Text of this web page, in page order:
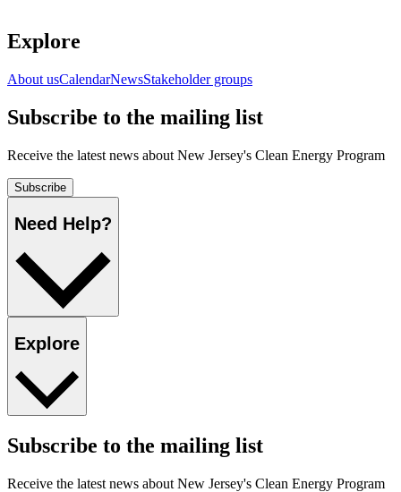
Explore​​​​‌ ‍ ​‍​‍‌‍ ‌ ​‍‌‍‍‌‌‍‌ ‌‍‍‌‌‍ ‍​‍​‍​ ‍‍​‍​‍‌ ​ ‌‍​‌‌‍ ‍‌‍‍‌‌ ‌​‌ ‍‌​‍ ‍‌‍‍‌‌‍ ​‍​‍​‍ ​​‍​‍‌‍‍​‌ ​‍‌‍‌‌‌‍‌‍​‍​‍​ ‍‍​‍​‍‌‍‍​‌ ‌​‌ ‌​‌ ​​​ ‍‍​‍ ​‍ ‌‍ ​‌‍ ‌‍​ ‌‍​‌‌‍ ​‌‍‍​‌‍ ‌ ​ ‌ ‌​​ ‍‍​ ​ ​ ​ ​ ​ ​ ​ ​‍ ‌‍‍‌‌‍ ‍‌ ‌​‌‍‌‌‌‍ ‍‌ ‌​​‍ ‌‍‌‌‌‍‌​‌‍‍‌‌ ‌​​‍ ‌‍ ‌‌‍ ‌‍‌​‌‍‌‌​ ‌‌ ​​‌ ​‍‌‍‌‌‌ ​ ‌‍‌‌‌‍ ‍‌ ‌​‌‍​‌‌ ‌​‌‍‍‌‌‍ ‌‍ ‍​ ‍ ‌‍‍‌‌‍‌​​ ‌‌ ​ ‌‍‍‌‌ ‌​‌‍‌‌‌​‌‍‌‍ ‌‍ ‌ ‌​‌‍‌‌‌ ​‍​ ‍ ‌ ‌​‌ ‍‌‌ ​​‌‍‌‌​ ‌‌‍‌‍‌‍ ‌‍ ‌ ‌​‌‍‌‌‌ ​‍​ ‍ ‌ ​​‌‍​‌‌ ‌​‌‍‍​​ ‌‌‍ ‌‌‍‌‌‌‍ ‍‌ ‌‌‌ ​ ​‍‌‌​ ‌‌‌​​‍‌‌ ‌‍‍ ‌‍‌‌‌ ‍‌​‍‌‌​ ​ ‌​‌​​‍‌‌​ ​ ‌​‌​​‍‌‌​ ​‍​ ​‍‌‍​‌​ ‍‌‌‍‌‍​ ​​‌‍‌​​ ​​​ ‌​​ ​​​ ​ ​ ​‌​ ‌‍​ ‌ ​‍‌‌​ ​‍​ ​‍​‍‌‌​ ‌‌‌​‌​​‍ ‍‌‍‍​‌‍‌‌‌‍​‌‌‍‌​‌‍‍‌‌‍ ‍‌‍‌ ​ ‌‍​‍‌‍​‌‌ ​ ‌‍‌‌‌‌‌‌‌ ​‍‌‍ ​​ ‌‌‍‍​‌ ‌​‌ ‌​‌ ​​​‍‌‌​ ​ ‌​​‌​‍‌‌​ ​‍‌​‌‍​‍‌‌​ ​‍‌​‌‍‌‍ ​‌‍ ‌‍​ ‌‍​‌‌‍ ​‌‍‍​‌‍ ‌ ​ ‌ ‌​​‍‌‌​ ​ ‌​​‌​ ​ ​ ​ ​ ​ ​ ​ ​‍‌‍‌‍‍‌‌‍‌​​ ‌‌ ​ ‌‍‍‌‌ ‌​‌‍‌‌‌​‌‍‌‍ ‌‍ ‌ ‌​‌‍‌‌‌ ​‍​‍‌‍‌ ‌​‌ ‍‌‌ ​​‌‍‌‌​ ‌‌‍‌‍‌‍ ‌‍ ‌ ‌​‌‍‌‌‌ ​‍​‍‌‍‌ ​​‌‍​‌‌ ‌​‌‍‍​​ ‌‌‍ ‌‌‍‌‌‌‍ ‍‌ ‌‌‌ ​ ​‍‌‌​ ‌‌‌​​‍‌‌ ‌‍‍ ‌‍‌‌‌ ‍‌​‍‌‌​ ​ ‌​‌​​‍‌‌​ ​ ‌​‌​​‍‌‌​ ​‍​ ​‍‌‍​‌​ ‍‌‌‍‌‍​ ​​‌‍‌​​ ​​​ ‌​​ ​​​ ​ ​ ​‌​ ‌‍​ ‌ ​‍‌‌​ ​‍​ ​‍​‍‌‌​ ‌‌‌​‌​​‍ ‍‌‍‍​‌‍‌‌‌‍​‌‌‍‌​‌‍‍‌‌‍ ‍‌‍‌ ​‍‌‍‌ ​​‌‍‌‌‌ ​‍‌ ​ ‌ ​​‌‍‌‌‌‍​ ‌ ‌​‌‍‍‌‌ ‌‍‌‍‌‌​ ‌‌ ​​‌ ‌‌‌‍​‍‌‍ ​‌‍‍‌‌ ​ ‌‍‍​‌‍‌‌‌‍‌​​‍​‍‌ ‌
About us​​​​‌ ‍ ​‍​‍‌‍ ‌ ​‍‌‍‍‌‌‍‌ ‌‍‍‌‌‍ ‍​‍​‍​ ‍‍​‍​‍‌ ​ ‌‍​‌‌‍ ‍‌‍‍‌‌ ‌​‌ ‍‌​‍ ‍‌‍‍‌‌‍ ​‍​‍​‍ ​​‍​‍‌‍‍​‌ ​‍‌‍‌‌‌‍‌‍​‍​‍​ ‍‍​‍​‍‌‍‍​‌ ‌​‌ ‌​‌ ​​​ ‍‍​‍ ​‍ ‌‍ ​‌‍ ‌‍​ ‌‍​‌‌‍ ​‌‍‍​‌‍ ‌ ​ ‌ ‌​​ ‍‍​ ​ ​ ​ ​ ​ ​ ​ ​‍ ‌‍‍‌‌‍ ‍‌ ‌​‌‍‌‌‌‍ ‍‌ ‌​​‍ ‌‍‌‌‌‍‌​‌‍‍‌‌ ‌​​‍ ‌‍ ‌‌‍ ‌‍‌​‌‍‌‌​ ‌‌ ​​‌ ​‍‌‍‌‌‌ ​ ‌‍‌‌‌‍ ‍‌ ‌​‌‍​‌‌ ‌​‌‍‍‌‌‍ ‌‍ ‍​ ‍ ‌‍‍‌‌‍‌​​ ‌‌ ​ ‌‍‍‌‌ ‌​‌‍‌‌‌​‌‍‌‍ ‌‍ ‌ ‌​‌‍‌‌‌ ​‍​ ‍ ‌ ‌​‌ ‍‌‌ ​​‌‍‌‌​ ‌‌‍‌‍‌‍ ‌‍ ‌ ‌​‌‍‌‌‌ ​‍​ ‍ ‌ ​​‌‍​‌‌ ‌​‌‍‍​​ ‌‌‍ ‌‌‍‌‌‌‍ ‍‌ ‌‌‌ ​ ​‍‌‌​ ‌‌‌​​‍‌‌ ‌‍‍ ‌‍‌‌‌ ‍‌​‍‌‌​ ​ ‌​‌​​‍‌‌​ ​ ‌​‌​​‍‌‌​ ​‍​ ​‍‌‍​‌​ ‍‌‌‍‌‍​ ​​‌‍‌​​ ​​​ ‌​​ ​​​ ​ ​ ​‌​ ‌‍​ ‌ ​‍‌‌​ ​‍​ ​‍​‍‌‌​ ‌‌‌​‌​​‍ ‍‌‍‍‌‌ ‌​‌‍‌‌‌‍ ‌‌ ​ ​‍‌‌​ ‌‌‌​​‍‌‌ ‌‍‍ ‌‍‌‌‌ ‍‌​‍‌‌​ ​ ‌​‌​​‍‌‌​ ​ ‌​‌​​‍‌‌​ ​‍​ ​‍​ ​​‌‍‌‌‌‍‌​​ ‌ ​ ​‍​ ​‍​ ​​‌‍‌‍​ ‌‍​ ‌​‌‍‌‍‌‍​‍​‍‌‌​ ​‍​ ​‍​‍‌‌​ ‌‌‌​‌​​‍ ‍‌ ‌​‌‍‌‌‌ ‍​‌ ‌​​ ‌‍​‍‌‍​‌‌ ​ ‌‍‌‌‌‌‌‌‌ ​‍‌‍ ​​ ‌‌‍‍​‌ ‌​‌ ‌​‌ ​​​‍‌‌​ ​ ‌​​‌​‍‌‌​ ​‍‌​‌‍​‍‌‌​ ​‍‌​‌‍‌‍ ​‌‍ ‌‍​ ‌‍​‌‌‍ ​‌‍‍​‌‍ ‌ ​ ‌ ‌​​‍‌‌​ ​ ‌​​‌​ ​ ​ ​ ​ ​ ​ ​ ​‍‌‍‌‍‍‌‌‍‌​​ ‌‌ ​ ‌‍‍‌‌ ‌​‌‍‌‌‌​‌‍‌‍ ‌‍ ‌ ‌​‌‍‌‌‌ ​‍​‍‌‍‌ ‌​‌ ‍‌‌ ​​‌‍‌‌​ ‌‌‍‌‍‌‍ ‌‍ ‌ ‌​‌‍‌‌‌ ​‍​‍‌‍‌ ​​‌‍​‌‌ ‌​‌‍‍​​ ‌‌‍ ‌‌‍‌‌‌‍ ‍‌ ‌‌‌ ​ ​‍‌‌​ ‌‌‌​​‍‌‌ ‌‍‍ ‌‍‌‌‌ ‍‌​‍‌‌​ ​ ‌​‌​​‍‌‌​ ​ ‌​‌​​‍‌‌​ ​‍​ ​‍‌‍​‌​ ‍‌‌‍‌‍​ ​​‌‍‌​​ ​​​ ‌​​ ​​​ ​ ​ ​‌​ ‌‍​ ‌ ​‍‌‌​ ​‍​ ​‍​‍‌‌​ ‌‌‌​‌​​‍ ‍‌‍‍‌‌ ‌​‌‍‌‌‌‍ ‌‌ ​ ​‍‌‌​ ‌‌‌​​‍‌‌ ‌‍‍ ‌‍‌‌‌ ‍‌​‍‌‌​ ​ ‌​‌​​‍‌‌​ ​ ‌​‌​​‍‌‌​ ​‍​ ​‍​ ​​‌‍‌‌‌‍‌​​ ‌ ​ ​‍​ ​‍​ ​​‌‍‌‍​ ‌‍​ ‌​‌‍‌‍‌‍​‍​‍‌‌​ ​‍​ ​‍​‍‌‌​ ‌‌‌​‌​​‍ ‍‌ ‌​‌‍‌‌‌ ‍​‌ ‌​​‍‌‍‌ ​​‌‍‌‌‌ ​‍‌ ​ ‌ ​​‌‍‌‌‌‍​ ‌ ‌​‌‍‍‌‌ ‌‍‌‍‌‌​ ‌‌ ​​‌ ‌‌‌‍​‍‌‍ ​‌‍‍‌‌ ​ ‌‍‍​‌‍‌‌‌‍‌​​‍​‍‌ ‌Calendar​​​​‌ ‍ ​‍​‍‌‍ ‌ ​‍‌‍‍‌‌‍‌ ‌‍‍‌‌‍ ‍​‍​‍​ ‍‍​‍​‍‌ ​ ‌‍​‌‌‍ ‍‌‍‍‌‌ ‌​‌ ‍‌​‍ ‍‌‍‍‌‌‍ ​‍​‍​‍ ​​‍​‍‌‍‍​‌ ​‍‌‍‌‌‌‍‌‍​‍​‍​ ‍‍​‍​‍‌‍‍​‌ ‌​‌ ‌​‌ ​​​ ‍‍​‍ ​‍ ‌‍ ​‌‍ ‌‍​ ‌‍​‌‌‍ ​‌‍‍​‌‍ ‌ ​ ‌ ‌​​ ‍‍​ ​ ​ ​ ​ ​ ​ ​ ​‍ ‌‍‍‌‌‍ ‍‌ ‌​‌‍‌‌‌‍ ‍‌ ‌​​‍ ‌‍‌‌‌‍‌​‌‍‍‌‌ ‌​​‍ ‌‍ ‌‌‍ ‌‍‌​‌‍‌‌​ ‌‌ ​​‌ ​‍‌‍‌‌‌ ​ ‌‍‌‌‌‍ ‍‌ ‌​‌‍​‌‌ ‌​‌‍‍‌‌‍ ‌‍ ‍​ ‍ ‌‍‍‌‌‍‌​​ ‌‌ ​ ‌‍‍‌‌ ‌​‌‍‌‌‌​‌‍‌‍ ‌‍ ‌ ‌​‌‍‌‌‌ ​‍​ ‍ ‌ ‌​‌ ‍‌‌ ​​‌‍‌‌​ ‌‌‍‌‍‌‍ ‌‍ ‌ ‌​‌‍‌‌‌ ​‍​ ‍ ‌ ​​‌‍​‌‌ ‌​‌‍‍​​ ‌‌‍ ‌‌‍‌‌‌‍ ‍‌ ‌‌‌ ​ ​‍‌‌​ ‌‌‌​​‍‌‌ ‌‍‍ ‌‍‌‌‌ ‍‌​‍‌‌​ ​ ‌​‌​​‍‌‌​ ​ ‌​‌​​‍‌‌​ ​‍​ ​‍‌‍​‌​ ‍‌‌‍‌‍​ ​​‌‍‌​​ ​​​ ‌​​ ​​​ ​ ​ ​‌​ ‌‍​ ‌ ​‍‌‌​ ​‍​ ​‍​‍‌‌​ ‌‌‌​‌​​‍ ‍‌‍‍‌‌ ‌​‌‍‌‌‌‍ ‌‌ ​ ​‍‌‌​ ‌‌‌​​‍‌‌ ‌‍‍ ‌‍‌‌‌ ‍‌​‍‌‌​ ​ ‌​‌​​‍‌‌​ ​ ‌​‌​​‍‌‌​ ​‍​ ​‍‌‍‌‍​ ‍​​ ‌​​ ​‍‌‍‌​‌‍‌‌​ ‌ ‌‍‌​‌‍‌‍‌‍‌​​ ‌ ​ ​‍​‍‌‌​ ​‍​ ​‍​‍‌‌​ ‌‌‌​‌​​‍ ‍‌ ‌​‌‍‌‌‌ ‍​‌ ‌​​ ‌‍​‍‌‍​‌‌ ​ ‌‍‌‌‌‌‌‌‌ ​‍‌‍ ​​ ‌‌‍‍​‌ ‌​‌ ‌​‌ ​​​‍‌‌​ ​ ‌​​‌​‍‌‌​ ​‍‌​‌‍​‍‌‌​ ​‍‌​‌‍‌‍ ​‌‍ ‌‍​ ‌‍​‌‌‍ ​‌‍‍​‌‍ ‌ ​ ‌ ‌​​‍‌‌​ ​ ‌​​‌​ ​ ​ ​ ​ ​ ​ ​ ​‍‌‍‌‍‍‌‌‍‌​​ ‌‌ ​ ‌‍‍‌‌ ‌​‌‍‌‌‌​‌‍‌‍ ‌‍ ‌ ‌​‌‍‌‌‌ ​‍​‍‌‍‌ ‌​‌ ‍‌‌ ​​‌‍‌‌​ ‌‌‍‌‍‌‍ ‌‍ ‌ ‌​‌‍‌‌‌ ​‍​‍‌‍‌ ​​‌‍​‌‌ ‌​‌‍‍​​ ‌‌‍ ‌‌‍‌‌‌‍ ‍‌ ‌‌‌ ​ ​‍‌‌​ ‌‌‌​​‍‌‌ ‌‍‍ ‌‍‌‌‌ ‍‌​‍‌‌​ ​ ‌​‌​​‍‌‌​ ​ ‌​‌​​‍‌‌​ ​‍​ ​‍‌‍​‌​ ‍‌‌‍‌‍​ ​​‌‍‌​​ ​​​ ‌​​ ​​​ ​ ​ ​‌​ ‌‍​ ‌ ​‍‌‌​ ​‍​ ​‍​‍‌‌​ ‌‌‌​‌​​‍ ‍‌‍‍‌‌ ‌​‌‍‌‌‌‍ ‌‌ ​ ​‍‌‌​ ‌‌‌​​‍‌‌ ‌‍‍ ‌‍‌‌‌ ‍‌​‍‌‌​ ​ ‌​‌​​‍‌‌​ ​ ‌​‌​​‍‌‌​ ​‍​ ​‍‌‍‌‍​ ‍​​ ‌​​ ​‍‌‍‌​‌‍‌‌​ ‌ ‌‍‌​‌‍‌‍‌‍‌​​ ‌ ​ ​‍​‍‌‌​ ​‍​ ​‍​‍‌‌​ ‌‌‌​‌​​‍ ‍‌ ‌​‌‍‌‌‌ ‍​‌ ‌​​‍‌‍‌ ​​‌‍‌‌‌ ​‍‌ ​ ‌ ​​‌‍‌‌‌‍​ ‌ ‌​‌‍‍‌‌ ‌‍‌‍‌‌​ ‌‌ ​​‌ ‌‌‌‍​‍‌‍ ​‌‍‍‌‌ ​ ‌‍‍​‌‍‌‌‌‍‌​​‍​‍‌ ‌News​​​​‌ ‍ ​‍​‍‌‍ ‌ ​‍‌‍‍‌‌‍‌ ‌‍‍‌‌‍ ‍​‍​‍​ ‍‍​‍​‍‌ ​ ‌‍​‌‌‍ ‍‌‍‍‌‌ ‌​‌ ‍‌​‍ ‍‌‍‍‌‌‍ ​‍​‍​‍ ​​‍​‍‌‍‍​‌ ​‍‌‍‌‌‌‍‌‍​‍​‍​ ‍‍​‍​‍‌‍‍​‌ ‌​‌ ‌​‌ ​​​ ‍‍​‍ ​‍ ‌‍ ​‌‍ ‌‍​ ‌‍​‌‌‍ ​‌‍‍​‌‍ ‌ ​ ‌ ‌​​ ‍‍​ ​ ​ ​ ​ ​ ​ ​ ​‍ ‌‍‍‌‌‍ ‍‌ ‌​‌‍‌‌‌‍ ‍‌ ‌​​‍ ‌‍‌‌‌‍‌​‌‍‍‌‌ ‌​​‍ ‌‍ ‌‌‍ ‌‍‌​‌‍‌‌​ ‌‌ ​​‌ ​‍‌‍‌‌‌ ​ ‌‍‌‌‌‍ ‍‌ ‌​‌‍​‌‌ ‌​‌‍‍‌‌‍ ‌‍ ‍​ ‍ ‌‍‍‌‌‍‌​​ ‌‌ ​ ‌‍‍‌‌ ‌​‌‍‌‌‌​‌‍‌‍ ‌‍ ‌ ‌​‌‍‌‌‌ ​‍​ ‍ ‌ ‌​‌ ‍‌‌ ​​‌‍‌‌​ ‌‌‍‌‍‌‍ ‌‍ ‌ ‌​‌‍‌‌‌ ​‍​ ‍ ‌ ​​‌‍​‌‌ ‌​‌‍‍​​ ‌‌‍ ‌‌‍‌‌‌‍ ‍‌ ‌‌‌ ​ ​‍‌‌​ ‌‌‌​​‍‌‌ ‌‍‍ ‌‍‌‌‌ ‍‌​‍‌‌​ ​ ‌​‌​​‍‌‌​ ​ ‌​‌​​‍‌‌​ ​‍​ ​‍‌‍​‌​ ‍‌‌‍‌‍​ ​​‌‍‌​​ ​​​ ‌​​ ​​​ ​ ​ ​‌​ ‌‍​ ‌ ​‍‌‌​ ​‍​ ​‍​‍‌‌​ ‌‌‌​‌​​‍ ‍‌‍‍‌‌ ‌​‌‍‌‌‌‍ ‌‌ ​ ​‍‌‌​ ‌‌‌​​‍‌‌ ‌‍‍ ‌‍‌‌‌ ‍‌​‍‌‌​ ​ ‌​‌​​‍‌‌​ ​ ‌​‌​​‍‌‌​ ​‍​ ​‍‌‍​ ‌‍​‍​ ‍​​ ​​​ ‍‌​ ‌‍​ ​‍​ ‌‍​ ​‍‌‍​‍​ ‍‌​ ​‌​‍‌‌​ ​‍​ ​‍​‍‌‌​ ‌‌‌​‌​​‍ ‍‌ ‌​‌‍‌‌‌ ‍​‌ ‌​​ ‌‍​‍‌‍​‌‌ ​ ‌‍‌‌‌‌‌‌‌ ​‍‌‍ ​​ ‌‌‍‍​‌ ‌​‌ ‌​‌ ​​​‍‌‌​ ​ ‌​​‌​‍‌‌​ ​‍‌​‌‍​‍‌‌​ ​‍‌​‌‍‌‍ ​‌‍ ‌‍​ ‌‍​‌‌‍ ​‌‍‍​‌‍ ‌ ​ ‌ ‌​​‍‌‌​ ​ ‌​​‌​ ​ ​ ​ ​ ​ ​ ​ ​‍‌‍‌‍‍‌‌‍‌​​ ‌‌ ​ ‌‍‍‌‌ ‌​‌‍‌‌‌​‌‍‌‍ ‌‍ ‌ ‌​‌‍‌‌‌ ​‍​‍‌‍‌ ‌​‌ ‍‌‌ ​​‌‍‌‌​ ‌‌‍‌‍‌‍ ‌‍ ‌ ‌​‌‍‌‌‌ ​‍​‍‌‍‌ ​​‌‍​‌‌ ‌​‌‍‍​​ ‌‌‍ ‌‌‍‌‌‌‍ ‍‌ ‌‌‌ ​ ​‍‌‌​ ‌‌‌​​‍‌‌ ‌‍‍ ‌‍‌‌‌ ‍‌​‍‌‌​ ​ ‌​‌​​‍‌‌​ ​ ‌​‌​​‍‌‌​ ​‍​ ​‍‌‍​‌​ ‍‌‌‍‌‍​ ​​‌‍‌​​ ​​​ ‌​​ ​​​ ​ ​ ​‌​ ‌‍​ ‌ ​‍‌‌​ ​‍​ ​‍​‍‌‌​ ‌‌‌​‌​​‍ ‍‌‍‍‌‌ ‌​‌‍‌‌‌‍ ‌‌ ​ ​‍‌‌​ ‌‌‌​​‍‌‌ ‌‍‍ ‌‍‌‌‌ ‍‌​‍‌‌​ ​ ‌​‌​​‍‌‌​ ​ ‌​‌​​‍‌‌​ ​‍​ ​‍‌‍​ ‌‍​‍​ ‍​​ ​​​ ‍‌​ ‌‍​ ​‍​ ‌‍​ ​‍‌‍​‍​ ‍‌​ ​‌​‍‌‌​ ​‍​ ​‍​‍‌‌​ ‌‌‌​‌​​‍ ‍‌ ‌​‌‍‌‌‌ ‍​‌ ‌​​‍‌‍‌ ​​‌‍‌‌‌ ​‍‌ ​ ‌ ​​‌‍‌‌‌‍​ ‌ ‌​‌‍‍‌‌ ‌‍‌‍‌‌​ ‌‌ ​​‌ ‌‌‌‍​‍‌‍ ​‌‍‍‌‌ ​ ‌‍‍​‌‍‌‌‌‍‌​​‍​‍‌ ‌Stakeholder groups​​​​‌ ‍ ​‍​‍‌‍ ‌ ​‍‌‍‍‌‌‍‌ ‌‍‍‌‌‍ ‍​‍​‍​ ‍‍​‍​‍‌ ​ ‌‍​‌‌‍ ‍‌‍‍‌‌ ‌​‌ ‍‌​‍ ‍‌‍‍‌‌‍ ​‍​‍​‍ ​​‍​‍‌‍‍​‌ ​‍‌‍‌‌‌‍‌‍​‍​‍​ ‍‍​‍​‍‌‍‍​‌ ‌​‌ ‌​‌ ​​​ ‍‍​‍ ​‍ ‌‍ ​‌‍ ‌‍​ ‌‍​‌‌‍ ​‌‍‍​‌‍ ‌ ​ ‌ ‌​​ ‍‍​ ​ ​ ​ ​ ​ ​ ​ ​‍ ‌‍‍‌‌‍ ‍‌ ‌​‌‍‌‌‌‍ ‍‌ ‌​​‍ ‌‍‌‌‌‍‌​‌‍‍‌‌ ‌​​‍ ‌‍ ‌‌‍ ‌‍‌​‌‍‌‌​ ‌‌ ​​‌ ​‍‌‍‌‌‌ ​ ‌‍‌‌‌‍ ‍‌ ‌​‌‍​‌‌ ‌​‌‍‍‌‌‍ ‌‍ ‍​ ‍ ‌‍‍‌‌‍‌​​ ‌‌ ​ ‌‍‍‌‌ ‌​‌‍‌‌‌​‌‍‌‍ ‌‍ ‌ ‌​‌‍‌‌‌ ​‍​ ‍ ‌ ‌​‌ ‍‌‌ ​​‌‍‌‌​ ‌‌‍‌‍‌‍ ‌‍ ‌ ‌​‌‍‌‌‌ ​‍​ ‍ ‌ ​​‌‍​‌‌ ‌​‌‍‍​​ ‌‌‍ ‌‌‍‌‌‌‍ ‍‌ ‌‌‌ ​ ​‍‌‌​ ‌‌‌​​‍‌‌ ‌‍‍ ‌‍‌‌‌ ‍‌​‍‌‌​ ​ ‌​‌​​‍‌‌​ ​ ‌​‌​​‍‌‌​ ​‍​ ​‍‌‍​‌​ ‍‌‌‍‌‍​ ​​‌‍‌​​ ​​​ ‌​​ ​​​ ​ ​ ​‌​ ‌‍​ ‌ ​‍‌‌​ ​‍​ ​‍​‍‌‌​ ‌‌‌​‌​​‍ ‍‌‍‍‌‌ ‌​‌‍‌‌‌‍ ‌‌ ​ ​‍‌‌​ ‌‌‌​​‍‌‌ ‌‍‍ ‌‍‌‌‌ ‍‌​‍‌‌​ ​ ‌​‌​​‍‌‌​ ​ ‌​‌​​‍‌‌​ ​‍​ ​‍‌‍​‌‌‍‌​​ ‌‌​ ​​​ ​‍‌‍​‍‌‍​‌‌‍‌‌​ ‌​​ ‍‌‌‍‌‍​ ‌​​‍‌‌​ ​‍​ ​‍​‍‌‌​ ‌‌‌​‌​​‍ ‍‌ ‌​‌‍‌‌‌ ‍​‌ ‌​​ ‌‍​‍‌‍​‌‌ ​ ‌‍‌‌‌‌‌‌‌ ​‍‌‍ ​​ ‌‌‍‍​‌ ‌​‌ ‌​‌ ​​​‍‌‌​ ​ ‌​​‌​‍‌‌​ ​‍‌​‌‍​‍‌‌​ ​‍‌​‌‍‌‍ ​‌‍ ‌‍​ ‌‍​‌‌‍ ​‌‍‍​‌‍ ‌ ​ ‌ ‌​​‍‌‌​ ​ ‌​​‌​ ​ ​ ​ ​ ​ ​ ​ ​‍‌‍‌‍‍‌‌‍‌​​ ‌‌ ​ ‌‍‍‌‌ ‌​‌‍‌‌‌​‌‍‌‍ ‌‍ ‌ ‌​‌‍‌‌‌ ​‍​‍‌‍‌ ‌​‌ ‍‌‌ ​​‌‍‌‌​ ‌‌‍‌‍‌‍ ‌‍ ‌ ‌​‌‍‌‌‌ ​‍​‍‌‍‌ ​​‌‍​‌‌ ‌​‌‍‍​​ ‌‌‍ ‌‌‍‌‌‌‍ ‍‌ ‌‌‌ ​ ​‍‌‌​ ‌‌‌​​‍‌‌ ‌‍‍ ‌‍‌‌‌ ‍‌​‍‌‌​ ​ ‌​‌​​‍‌‌​ ​ ‌​‌​​‍‌‌​ ​‍​ ​‍‌‍​‌​ ‍‌‌‍‌‍​ ​​‌‍‌​​ ​​​ ‌​​ ​​​ ​ ​ ​‌​ ‌‍​ ‌ ​‍‌‌​ ​‍​ ​‍​‍‌‌​ ‌‌‌​‌​​‍ ‍‌‍‍‌‌ ‌​‌‍‌‌‌‍ ‌‌ ​ ​‍‌‌​ ‌‌‌​​‍‌‌ ‌‍‍ ‌‍‌‌‌ ‍‌​‍‌‌​ ​ ‌​‌​​‍‌‌​ ​ ‌​‌​​‍‌‌​ ​‍​ ​‍‌‍​‌‌‍‌​​ ‌‌​ ​​​ ​‍‌‍​‍‌‍​‌‌‍‌‌​ ‌​​ ‍‌‌‍‌‍​ ‌​​‍‌‌​ ​‍​ ​‍​‍‌‌​ ‌‌‌​‌​​‍ ‍‌ ‌​‌‍‌‌‌ ‍​‌ ‌​​‍‌‍‌ ​​‌‍‌‌‌ ​‍‌ ​ ‌ ​​‌‍‌‌‌‍​ ‌ ‌​‌‍‍‌‌ ‌‍‌‍‌‌​ ‌‌ ​​‌ ‌‌‌‍​‍‌‍ ​‌‍‍‌‌ ​ ‌‍‍​‌‍‌‌‌‍‌​​‍​‍‌ ‌
Subscribe to the mailing list​​​​‌ ‍ ​‍​‍‌‍ ‌ ​‍‌‍‍‌‌‍‌ ‌‍‍‌‌‍ ‍​‍​‍​ ‍‍​‍​‍‌ ​ ‌‍​‌‌‍ ‍‌‍‍‌‌ ‌​‌ ‍‌​‍ ‍‌‍‍‌‌‍ ​‍​‍​‍ ​​‍​‍‌‍‍​‌ ​‍‌‍‌‌‌‍‌‍​‍​‍​ ‍‍​‍​‍‌‍‍​‌ ‌​‌ ‌​‌ ​​​ ‍‍​‍ ​‍ ‌‍ ​‌‍ ‌‍​ ‌‍​‌‌‍ ​‌‍‍​‌‍ ‌ ​ ‌ ‌​​ ‍‍​ ​ ​ ​ ​ ​ ​ ​ ​‍ ‌‍‍‌‌‍ ‍‌ ‌​‌‍‌‌‌‍ ‍‌ ‌​​‍ ‌‍‌‌‌‍‌​‌‍‍‌‌ ‌​​‍ ‌‍ ‌‌‍ ‌‍‌​‌‍‌‌​ ‌‌ ​​‌ ​‍‌‍‌‌‌ ​ ‌‍‌‌‌‍ ‍‌ ‌​‌‍​‌‌ ‌​‌‍‍‌‌‍ ‌‍ ‍​ ‍ ‌‍‍‌‌‍‌​​ ‌‌ ​ ‌‍‍‌‌ ‌​‌‍‌‌‌​‌‍‌‍ ‌‍ ‌ ‌​‌‍‌‌‌ ​‍​ ‍ ‌ ‌​‌ ‍‌‌ ​​‌‍‌‌​ ‌‌‍‌‍‌‍ ‌‍ ‌ ‌​‌‍‌‌‌ ​‍​ ‍ ‌ ​​‌‍​‌‌ ‌​‌‍‍​​ ‌‌‍ ‍‌‍‌‌‌ ‌ ‌ ​ ‌‍ ​‌‍‌‌‌ ‌​‌ ‌​‌‍‌‌‌ ​‍​‍ ‍‌‍‍​‌‍‌‌‌‍​‌‌‍‌​‌‍‍‌‌‍ ‍‌‍‌ ​ ‌‍​‍‌‍​‌‌ ​ ‌‍‌‌‌‌‌‌‌ ​‍‌‍ ​​ ‌‌‍‍​‌ ‌​‌ ‌​‌ ​​​‍‌‌​ ​ ‌​​‌​‍‌‌​ ​‍‌​‌‍​‍‌‌​ ​‍‌​‌‍‌‍ ​‌‍ ‌‍​ ‌‍​‌‌‍ ​‌‍‍​‌‍ ‌ ​ ‌ ‌​​‍‌‌​ ​ ‌​​‌​ ​ ​ ​ ​ ​ ​ ​ ​‍‌‍‌‍‍‌‌‍‌​​ ‌‌ ​ ‌‍‍‌‌ ‌​‌‍‌‌‌​‌‍‌‍ ‌‍ ‌ ‌​‌‍‌‌‌ ​‍​‍‌‍‌ ‌​‌ ‍‌‌ ​​‌‍‌‌​ ‌‌‍‌‍‌‍ ‌‍ ‌ ‌​‌‍‌‌‌ ​‍​‍‌‍‌ ​​‌‍​‌‌ ‌​‌‍‍​​ ‌‌‍ ‍‌‍‌‌‌ ‌ ‌ ​ ‌‍ ​‌‍‌‌‌ ‌​‌ ‌​‌‍‌‌‌ ​‍​‍ ‍‌‍‍​‌‍‌‌‌‍​‌‌‍‌​‌‍‍‌‌‍ ‍‌‍‌ ​‍‌‍‌ ​​‌‍‌‌‌ ​‍‌ ​ ‌ ​​‌‍‌‌‌‍​ ‌ ‌​‌‍‍‌‌ ‌‍‌‍‌‌​ ‌‌ ​​‌ ‌‌‌‍​‍‌‍ ​‌‍‍‌‌ ​ ‌‍‍​‌‍‌‌‌‍‌​​‍​‍‌ ‌
Receive the latest news about New Jersey's Clean Energy Program​​​​‌ ‍ ​‍​‍‌‍ ‌ ​‍‌‍‍‌‌‍‌ ‌‍‍‌‌‍ ‍​‍​‍​ ‍‍​‍​‍‌ ​ ‌‍​‌‌‍ ‍‌‍‍‌‌ ‌​‌ ‍‌​‍ ‍‌‍‍‌‌‍ ​‍​‍​‍ ​​‍​‍‌‍‍​‌ ​‍‌‍‌‌‌‍‌‍​‍​‍​ ‍‍​‍​‍‌‍‍​‌ ‌​‌ ‌​‌ ​​​ ‍‍​‍ ​‍ ‌‍ ​‌‍ ‌‍​ ‌‍​‌‌‍ ​‌‍‍​‌‍ ‌ ​ ‌ ‌​​ ‍‍​ ​ ​ ​ ​ ​ ​ ​ ​‍ ‌‍‍‌‌‍ ‍‌ ‌​‌‍‌‌‌‍ ‍‌ ‌​​‍ ‌‍‌‌‌‍‌​‌‍‍‌‌ ‌​​‍ ‌‍ ‌‌‍ ‌‍‌​‌‍‌‌​ ‌‌ ​​‌ ​‍‌‍‌‌‌ ​ ‌‍‌‌‌‍ ‍‌ ‌​‌‍​‌‌ ‌​‌‍‍‌‌‍ ‌‍ ‍​ ‍ ‌‍‍‌‌‍‌​​ ‌‌ ​ ‌‍‍‌‌ ‌​‌‍‌‌‌​‌‍‌‍ ‌‍ ‌ ‌​‌‍‌‌‌ ​‍​ ‍ ‌ ‌​‌ ‍‌‌ ​​‌‍‌‌​ ‌‌‍‌‍‌‍ ‌‍ ‌ ‌​‌‍‌‌‌ ​‍​ ‍ ‌ ​​‌‍​‌‌ ‌​‌‍‍​​ ‌‌‍ ‍‌‍‌‌‌ ‌ ‌ ​ ‌‍ ​‌‍‌‌‌ ‌​‌ ‌​‌‍‌‌‌ ​‍​‍ ‍‌ ‌​‌‍‌‌‌ ‍​‌ ‌​​ ‌‍​‍‌‍​‌‌ ​ ‌‍‌‌‌‌‌‌‌ ​‍‌‍ ​​ ‌‌‍‍​‌ ‌​‌ ‌​‌ ​​​‍‌‌​ ​ ‌​​‌​‍‌‌​ ​‍‌​‌‍​‍‌‌​ ​‍‌​‌‍‌‍ ​‌‍ ‌‍​ ‌‍​‌‌‍ ​‌‍‍​‌‍ ‌ ​ ‌ ‌​​‍‌‌​ ​ ‌​​‌​ ​ ​ ​ ​ ​ ​ ​ ​‍‌‍‌‍‍‌‌‍‌​​ ‌‌ ​ ‌‍‍‌‌ ‌​‌‍‌‌‌​‌‍‌‍ ‌‍ ‌ ‌​‌‍‌‌‌ ​‍​‍‌‍‌ ‌​‌ ‍‌‌ ​​‌‍‌‌​ ‌‌‍‌‍‌‍ ‌‍ ‌ ‌​‌‍‌‌‌ ​‍​‍‌‍‌ ​​‌‍​‌‌ ‌​‌‍‍​​ ‌‌‍ ‍‌‍‌‌‌ ‌ ‌ ​ ‌‍ ​‌‍‌‌‌ ‌​‌ ‌​‌‍‌‌‌ ​‍​‍ ‍‌ ‌​‌‍‌‌‌ ‍​‌ ‌​​‍‌‍‌ ​​‌‍‌‌‌ ​‍‌ ​ ‌ ​​‌‍‌‌‌‍​ ‌ ‌​‌‍‍‌‌ ‌‍‌‍‌‌​ ‌‌ ​​‌ ‌‌‌‍​‍‌‍ ​‌‍‍‌‌ ​ ‌‍‍​‌‍‌‌‌‍‌​​‍​‍‌ ‌
Subscribe​​​​‌ ‍ ​‍​‍‌‍ ‌ ​‍‌‍‍‌‌‍‌ ‌‍‍‌‌‍ ‍​‍​‍​ ‍‍​‍​‍‌ ​ ‌‍​‌‌‍ ‍‌‍‍‌‌ ‌​‌ ‍‌​‍ ‍‌‍‍‌‌‍ ​‍​‍​‍ ​​‍​‍‌‍‍​‌ ​‍‌‍‌‌‌‍‌‍​‍​‍​ ‍‍​‍​‍‌‍‍​‌ ‌​‌ ‌​‌ ​​​ ‍‍​‍ ​‍ ‌‍ ​‌‍ ‌‍​ ‌‍​‌‌‍ ​‌‍‍​‌‍ ‌ ​ ‌ ‌​​ ‍‍​ ​ ​ ​ ​ ​ ​ ​ ​‍ ‌‍‍‌‌‍ ‍‌ ‌​‌‍‌‌‌‍ ‍‌ ‌​​‍ ‌‍‌‌‌‍‌​‌‍‍‌‌ ‌​​‍ ‌‍ ‌‌‍ ‌‍‌​‌‍‌‌​ ‌‌ ​​‌ ​‍‌‍‌‌‌ ​ ‌‍‌‌‌‍ ‍‌ ‌​‌‍​‌‌ ‌​‌‍‍‌‌‍ ‌‍ ‍​ ‍ ‌‍‍‌‌‍‌​​ ‌‌ ​ ‌‍‍‌‌ ‌​‌‍‌‌‌​‌‍‌‍ ‌‍ ‌ ‌​‌‍‌‌‌ ​‍​ ‍ ‌ ‌​‌ ‍‌‌ ​​‌‍‌‌​ ‌‌‍‌‍‌‍ ‌‍ ‌ ‌​‌‍‌‌‌ ​‍​ ‍ ‌ ​​‌‍​‌‌ ‌​‌‍‍​​ ‌‌‍ ‍‌‍‌‌‌ ‌ ‌ ​ ‌‍ ​‌‍‌‌‌ ‌​‌ ‌​‌‍‌‌‌ ​‍​‍ ‍‌‍​‍‌ ‌​‌‍ ‍​ ‌‍​‍‌‍​‌‌ ​ ‌‍‌‌‌‌‌‌‌ ​‍‌‍ ​​ ‌‌‍‍​‌ ‌​‌ ‌​‌ ​​​‍‌‌​ ​ ‌​​‌​‍‌‌​ ​‍‌​‌‍​‍‌‌​ ​‍‌​‌‍‌‍ ​‌‍ ‌‍​ ‌‍​‌‌‍ ​‌‍‍​‌‍ ‌ ​ ‌ ‌​​‍‌‌​ ​ ‌​​‌​ ​ ​ ​ ​ ​ ​ ​ ​‍‌‍‌‍‍‌‌‍‌​​ ‌‌ ​ ‌‍‍‌‌ ‌​‌‍‌‌‌​‌‍‌‍ ‌‍ ‌ ‌​‌‍‌‌‌ ​‍​‍‌‍‌ ‌​‌ ‍‌‌ ​​‌‍‌‌​ ‌‌‍‌‍‌‍ ‌‍ ‌ ‌​‌‍‌‌‌ ​‍​‍‌‍‌ ​​‌‍​‌‌ ‌​‌‍‍​​ ‌‌‍ ‍‌‍‌‌‌ ‌ ‌ ​ ‌‍ ​‌‍‌‌‌ ‌​‌ ‌​‌‍‌‌‌ ​‍​‍ ‍‌‍​‍‌ ‌​‌‍ ‍​‍‌‍‌ ​​‌‍‌‌‌ ​‍‌ ​ ‌ ​​‌‍‌‌‌‍​ ‌ ‌​‌‍‍‌‌ ‌‍‌‍‌‌​ ‌‌ ​​‌ ‌‌‌‍​‍‌‍ ​‌‍‍‌‌ ​ ‌‍‍​‌‍‌‌‌‍‌​​‍​‍‌ ‌
Need Help?​​​​‌ ‍ ​‍​‍‌‍ ‌ ​‍‌‍‍‌‌‍‌ ‌‍‍‌‌‍ ‍​‍​‍​ ‍‍​‍​‍‌ ​ ‌‍​‌‌‍ ‍‌‍‍‌‌ ‌​‌ ‍‌​‍ ‍‌‍‍‌‌‍ ​‍​‍​‍ ​​‍​‍‌‍‍​‌ ​‍‌‍‌‌‌‍‌‍​‍​‍​ ‍‍​‍​‍‌‍‍​‌ ‌​‌ ‌​‌ ​​​ ‍‍​‍ ​‍ ‌‍ ​‌‍ ‌‍​ ‌‍​‌‌‍ ​‌‍‍​‌‍ ‌ ​ ‌ ‌​​ ‍‍​ ​ ​ ​ ​ ​ ​ ​ ​‍ ‌‍‍‌‌‍ ‍‌ ‌​‌‍‌‌‌‍ ‍‌ ‌​​‍ ‌‍‌‌‌‍‌​‌‍‍‌‌ ‌​​‍ ‌‍ ‌‌‍ ‌‍‌​‌‍‌‌​ ‌‌ ​​‌ ​‍‌‍‌‌‌ ​ ‌‍‌‌‌‍ ‍‌ ‌​‌‍​‌‌ ‌​‌‍‍‌‌‍ ‌‍ ‍​ ‍ ‌‍‍‌‌‍‌​​ ‌‌ ​ ‌‍‍‌‌ ‌​‌‍‌‌‌​‌‍‌‍ ‌‍ ‌ ‌​‌‍‌‌‌ ​‍​ ‍ ‌ ‌​‌ ‍‌‌ ​​‌‍‌‌​ ‌‌‍‌‍‌‍ ‌‍ ‌ ‌​‌‍‌‌‌ ​‍​ ‍ ‌ ​​‌‍​‌‌ ‌​‌‍‍​​ ‌‌‍ ‌‌‍‌‌‌‍ ‍‌ ‌‌‌ ​ ​‍‌‌​ ‌‌‌​​‍‌‌ ‌‍‍ ‌‍‌‌‌ ‍‌​‍‌‌​ ​ ‌​‌​​‍‌‌​ ​ ‌​‌​​‍‌‌​ ​‍​ ​‍‌‍‌‌‌‍‌‍​ ​‌​ ‌ ​ ​‌‌‍​ ‌‍‌‌‌‍​‌​ ‍‌‌‍‌​​ ​‍‌‍​ ​‍‌‌​ ​‍​ ​‍​‍‌‌​ ‌‌‌​‌​​‍ ‍‌‍‍​‌‍‌‌‌‍​‌‌‍‌​‌‍‍‌‌‍ ‍‌‍‌ ​ ‌‍​‍‌‍​‌‌ ​ ‌‍‌‌‌‌‌‌‌ ​‍‌‍ ​​ ‌‌‍‍​‌ ‌​‌ ‌​‌ ​​​‍‌‌​ ​ ‌​​‌​‍‌‌​ ​‍‌​‌‍​‍‌‌​ ​‍‌​‌‍‌‍ ​‌‍ ‌‍​ ‌‍​‌‌‍ ​‌‍‍​‌‍ ‌ ​ ‌ ‌​​‍‌‌​ ​ ‌​​‌​ ​ ​ ​ ​ ​ ​ ​ ​‍‌‍‌‍‍‌‌‍‌​​ ‌‌ ​ ‌‍‍‌‌ ‌​‌‍‌‌‌​‌‍‌‍ ‌‍ ‌ ‌​‌‍‌‌‌ ​‍​‍‌‍‌ ‌​‌ ‍‌‌ ​​‌‍‌‌​ ‌‌‍‌‍‌‍ ‌‍ ‌ ‌​‌‍‌‌‌ ​‍​‍‌‍‌ ​​‌‍​‌‌ ‌​‌‍‍​​ ‌‌‍ ‌‌‍‌‌‌‍ ‍‌ ‌‌‌ ​ ​‍‌‌​ ‌‌‌​​‍‌‌ ‌‍‍ ‌‍‌‌‌ ‍‌​‍‌‌​ ​ ‌​‌​​‍‌‌​ ​ ‌​‌​​‍‌‌​ ​‍​ ​‍‌‍‌‌‌‍‌‍​ ​‌​ ‌ ​ ​‌‌‍​ ‌‍‌‌‌‍​‌​ ‍‌‌‍‌​​ ​‍‌‍​ ​‍‌‌​ ​‍​ ​‍​‍‌‌​ ‌‌‌​‌​​‍ ‍‌‍‍​‌‍‌‌‌‍​‌‌‍‌​‌‍‍‌‌‍ ‍‌‍‌ ​‍‌‍‌ ​​‌‍‌‌‌ ​‍‌ ​ ‌ ​​‌‍‌‌‌‍​ ‌ ‌​‌‍‍‌‌ ‌‍‌‍‌‌​ ‌‌ ​​‌ ‌‌‌‍​‍‌‍ ​‌‍‍‌‌ ​ ‌‍‍​‌‍‌‌‌‍‌​​‍​‍‌ ‌
Explore​​​​‌ ‍ ​‍​‍‌‍ ‌ ​‍‌‍‍‌‌‍‌ ‌‍‍‌‌‍ ‍​‍​‍​ ‍‍​‍​‍‌ ​ ‌‍​‌‌‍ ‍‌‍‍‌‌ ‌​‌ ‍‌​‍ ‍‌‍‍‌‌‍ ​‍​‍​‍ ​​‍​‍‌‍‍​‌ ​‍‌‍‌‌‌‍‌‍​‍​‍​ ‍‍​‍​‍‌‍‍​‌ ‌​‌ ‌​‌ ​​​ ‍‍​‍ ​‍ ‌‍ ​‌‍ ‌‍​ ‌‍​‌‌‍ ​‌‍‍​‌‍ ‌ ​ ‌ ‌​​ ‍‍​ ​ ​ ​ ​ ​ ​ ​ ​‍ ‌‍‍‌‌‍ ‍‌ ‌​‌‍‌‌‌‍ ‍‌ ‌​​‍ ‌‍‌‌‌‍‌​‌‍‍‌‌ ‌​​‍ ‌‍ ‌‌‍ ‌‍‌​‌‍‌‌​ ‌‌ ​​‌ ​‍‌‍‌‌‌ ​ ‌‍‌‌‌‍ ‍‌ ‌​‌‍​‌‌ ‌​‌‍‍‌‌‍ ‌‍ ‍​ ‍ ‌‍‍‌‌‍‌​​ ‌‌ ​ ‌‍‍‌‌ ‌​‌‍‌‌‌​‌‍‌‍ ‌‍ ‌ ‌​‌‍‌‌‌ ​‍​ ‍ ‌ ‌​‌ ‍‌‌ ​​‌‍‌‌​ ‌‌‍‌‍‌‍ ‌‍ ‌ ‌​‌‍‌‌‌ ​‍​ ‍ ‌ ​​‌‍​‌‌ ‌​‌‍‍​​ ‌‌‍ ‌‌‍‌‌‌‍ ‍‌ ‌‌‌ ​ ​‍‌‌​ ‌‌‌​​‍‌‌ ‌‍‍ ‌‍‌‌‌ ‍‌​‍‌‌​ ​ ‌​‌​​‍‌‌​ ​ ‌​‌​​‍‌‌​ ​‍​ ​‍‌‍​‌​ ‍‌‌‍‌‍​ ​​‌‍‌​​ ​​​ ‌​​ ​​​ ​ ​ ​‌​ ‌‍​ ‌ ​‍‌‌​ ​‍​ ​‍​‍‌‌​ ‌‌‌​‌​​‍ ‍‌‍‍​‌‍‌‌‌‍​‌‌‍‌​‌‍‍‌‌‍ ‍‌‍‌ ​ ‌‍​‍‌‍​‌‌ ​ ‌‍‌‌‌‌‌‌‌ ​‍‌‍ ​​ ‌‌‍‍​‌ ‌​‌ ‌​‌ ​​​‍‌‌​ ​ ‌​​‌​‍‌‌​ ​‍‌​‌‍​‍‌‌​ ​‍‌​‌‍‌‍ ​‌‍ ‌‍​ ‌‍​‌‌‍ ​‌‍‍​‌‍ ‌ ​ ‌ ‌​​‍‌‌​ ​ ‌​​‌​ ​ ​ ​ ​ ​ ​ ​ ​‍‌‍‌‍‍‌‌‍‌​​ ‌‌ ​ ‌‍‍‌‌ ‌​‌‍‌‌‌​‌‍‌‍ ‌‍ ‌ ‌​‌‍‌‌‌ ​‍​‍‌‍‌ ‌​‌ ‍‌‌ ​​‌‍‌‌​ ‌‌‍‌‍‌‍ ‌‍ ‌ ‌​‌‍‌‌‌ ​‍​‍‌‍‌ ​​‌‍​‌‌ ‌​‌‍‍​​ ‌‌‍ ‌‌‍‌‌‌‍ ‍‌ ‌‌‌ ​ ​‍‌‌​ ‌‌‌​​‍‌‌ ‌‍‍ ‌‍‌‌‌ ‍‌​‍‌‌​ ​ ‌​‌​​‍‌‌​ ​ ‌​‌​​‍‌‌​ ​‍​ ​‍‌‍​‌​ ‍‌‌‍‌‍​ ​​‌‍‌​​ ​​​ ‌​​ ​​​ ​ ​ ​‌​ ‌‍​ ‌ ​‍‌‌​ ​‍​ ​‍​‍‌‌​ ‌‌‌​‌​​‍ ‍‌‍‍​‌‍‌‌‌‍​‌‌‍‌​‌‍‍‌‌‍ ‍‌‍‌ ​‍‌‍‌ ​​‌‍‌‌‌ ​‍‌ ​ ‌ ​​‌‍‌‌‌‍​ ‌ ‌​‌‍‍‌‌ ‌‍‌‍‌‌​ ‌‌ ​​‌ ‌‌‌‍​‍‌‍ ​‌‍‍‌‌ ​ ‌‍‍​‌‍‌‌‌‍‌​​‍​‍‌ ‌
Subscribe to the mailing list​​​​‌ ‍ ​‍​‍‌‍ ‌ ​‍‌‍‍‌‌‍‌ ‌‍‍‌‌‍ ‍​‍​‍​ ‍‍​‍​‍‌ ​ ‌‍​‌‌‍ ‍‌‍‍‌‌ ‌​‌ ‍‌​‍ ‍‌‍‍‌‌‍ ​‍​‍​‍ ​​‍​‍‌‍‍​‌ ​‍‌‍‌‌‌‍‌‍​‍​‍​ ‍‍​‍​‍‌‍‍​‌ ‌​‌ ‌​‌ ​​​ ‍‍​‍ ​‍ ‌‍ ​‌‍ ‌‍​ ‌‍​‌‌‍ ​‌‍‍​‌‍ ‌ ​ ‌ ‌​​ ‍‍​ ​ ​ ​ ​ ​ ​ ​ ​‍ ‌‍‍‌‌‍ ‍‌ ‌​‌‍‌‌‌‍ ‍‌ ‌​​‍ ‌‍‌‌‌‍‌​‌‍‍‌‌ ‌​​‍ ‌‍ ‌‌‍ ‌‍‌​‌‍‌‌​ ‌‌ ​​‌ ​‍‌‍‌‌‌ ​ ‌‍‌‌‌‍ ‍‌ ‌​‌‍​‌‌ ‌​‌‍‍‌‌‍ ‌‍ ‍​ ‍ ‌‍‍‌‌‍‌​​ ‌‌ ​ ‌‍‍‌‌ ‌​‌‍‌‌‌​‌‍‌‍ ‌‍ ‌ ‌​‌‍‌‌‌ ​‍​ ‍ ‌ ‌​‌ ‍‌‌ ​​‌‍‌‌​ ‌‌‍‌‍‌‍ ‌‍ ‌ ‌​‌‍‌‌‌ ​‍​ ‍ ‌ ​​‌‍​‌‌ ‌​‌‍‍​​ ‌‌‍ ‍‌‍‌‌‌ ‌ ‌ ​ ‌‍ ​‌‍‌‌‌ ‌​‌ ‌​‌‍‌‌‌ ​‍​‍ ‍‌‍‍​‌‍‌‌‌‍​‌‌‍‌​‌‍‍‌‌‍ ‍‌‍‌ ​ ‌‍​‍‌‍​‌‌ ​ ‌‍‌‌‌‌‌‌‌ ​‍‌‍ ​​ ‌‌‍‍​‌ ‌​‌ ‌​‌ ​​​‍‌‌​ ​ ‌​​‌​‍‌‌​ ​‍‌​‌‍​‍‌‌​ ​‍‌​‌‍‌‍ ​‌‍ ‌‍​ ‌‍​‌‌‍ ​‌‍‍​‌‍ ‌ ​ ‌ ‌​​‍‌‌​ ​ ‌​​‌​ ​ ​ ​ ​ ​ ​ ​ ​‍‌‍‌‍‍‌‌‍‌​​ ‌‌ ​ ‌‍‍‌‌ ‌​‌‍‌‌‌​‌‍‌‍ ‌‍ ‌ ‌​‌‍‌‌‌ ​‍​‍‌‍‌ ‌​‌ ‍‌‌ ​​‌‍‌‌​ ‌‌‍‌‍‌‍ ‌‍ ‌ ‌​‌‍‌‌‌ ​‍​‍‌‍‌ ​​‌‍​‌‌ ‌​‌‍‍​​ ‌‌‍ ‍‌‍‌‌‌ ‌ ‌ ​ ‌‍ ​‌‍‌‌‌ ‌​‌ ‌​‌‍‌‌‌ ​‍​‍ ‍‌‍‍​‌‍‌‌‌‍​‌‌‍‌​‌‍‍‌‌‍ ‍‌‍‌ ​‍‌‍‌ ​​‌‍‌‌‌ ​‍‌ ​ ‌ ​​‌‍‌‌‌‍​ ‌ ‌​‌‍‍‌‌ ‌‍‌‍‌‌​ ‌‌ ​​‌ ‌‌‌‍​‍‌‍ ​‌‍‍‌‌ ​ ‌‍‍​‌‍‌‌‌‍‌​​‍​‍‌ ‌
Receive the latest news about New Jersey's Clean Energy Program​​​​‌ ‍ ​‍​‍‌‍ ‌ ​‍‌‍‍‌‌‍‌ ‌‍‍‌‌‍ ‍​‍​‍​ ‍‍​‍​‍‌ ​ ‌‍​‌‌‍ ‍‌‍‍‌‌ ‌​‌ ‍‌​‍ ‍‌‍‍‌‌‍ ​‍​‍​‍ ​​‍​‍‌‍‍​‌ ​‍‌‍‌‌‌‍‌‍​‍​‍​ ‍‍​‍​‍‌‍‍​‌ ‌​‌ ‌​‌ ​​​ ‍‍​‍ ​‍ ‌‍ ​‌‍ ‌‍​ ‌‍​‌‌‍ ​‌‍‍​‌‍ ‌ ​ ‌ ‌​​ ‍‍​ ​ ​ ​ ​ ​ ​ ​ ​‍ ‌‍‍‌‌‍ ‍‌ ‌​‌‍‌‌‌‍ ‍‌ ‌​​‍ ‌‍‌‌‌‍‌​‌‍‍‌‌ ‌​​‍ ‌‍ ‌‌‍ ‌‍‌​‌‍‌‌​ ‌‌ ​​‌ ​‍‌‍‌‌‌ ​ ‌‍‌‌‌‍ ‍‌ ‌​‌‍​‌‌ ‌​‌‍‍‌‌‍ ‌‍ ‍​ ‍ ‌‍‍‌‌‍‌​​ ‌‌ ​ ‌‍‍‌‌ ‌​‌‍‌‌‌​‌‍‌‍ ‌‍ ‌ ‌​‌‍‌‌‌ ​‍​ ‍ ‌ ‌​‌ ‍‌‌ ​​‌‍‌‌​ ‌‌‍‌‍‌‍ ‌‍ ‌ ‌​‌‍‌‌‌ ​‍​ ‍ ‌ ​​‌‍​‌‌ ‌​‌‍‍​​ ‌‌‍ ‍‌‍‌‌‌ ‌ ‌ ​ ‌‍ ​‌‍‌‌‌ ‌​‌ ‌​‌‍‌‌‌ ​‍​‍ ‍‌ ‌​‌‍‌‌‌ ‍​‌ ‌​​ ‌‍​‍‌‍​‌‌ ​ ‌‍‌‌‌‌‌‌‌ ​‍‌‍ ​​ ‌‌‍‍​‌ ‌​‌ ‌​‌ ​​​‍‌‌​ ​ ‌​​‌​‍‌‌​ ​‍‌​‌‍​‍‌‌​ ​‍‌​‌‍‌‍ ​‌‍ ‌‍​ ‌‍​‌‌‍ ​‌‍‍​‌‍ ‌ ​ ‌ ‌​​‍‌‌​ ​ ‌​​‌​ ​ ​ ​ ​ ​ ​ ​ ​‍‌‍‌‍‍‌‌‍‌​​ ‌‌ ​ ‌‍‍‌‌ ‌​‌‍‌‌‌​‌‍‌‍ ‌‍ ‌ ‌​‌‍‌‌‌ ​‍​‍‌‍‌ ‌​‌ ‍‌‌ ​​‌‍‌‌​ ‌‌‍‌‍‌‍ ‌‍ ‌ ‌​‌‍‌‌‌ ​‍​‍‌‍‌ ​​‌‍​‌‌ ‌​‌‍‍​​ ‌‌‍ ‍‌‍‌‌‌ ‌ ‌ ​ ‌‍ ​‌‍‌‌‌ ‌​‌ ‌​‌‍‌‌‌ ​‍​‍ ‍‌ ‌​‌‍‌‌‌ ‍​‌ ‌​​‍‌‍‌ ​​‌‍‌‌‌ ​‍‌ ​ ‌ ​​‌‍‌‌‌‍​ ‌ ‌​‌‍‍‌‌ ‌‍‌‍‌‌​ ‌‌ ​​‌ ‌‌‌‍​‍‌‍ ​‌‍‍‌‌ ​ ‌‍‍​‌‍‌‌‌‍‌​​‍​‍‌ ‌